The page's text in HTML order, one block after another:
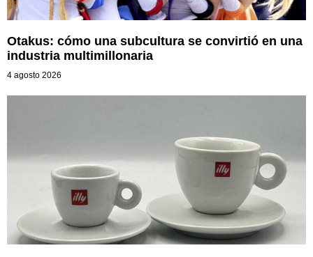
Otakus: cómo una subcultura se convirtió en una
industria multimillonaria
4 agosto 2026